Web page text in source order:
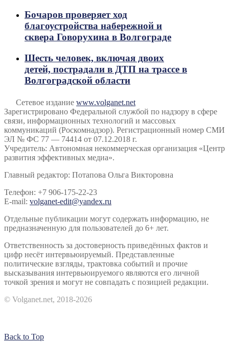
Бочаров проверяет ход
благоустройства набережной и
сквера Говорухина в Волгограде
Шесть человек, включая двоих
детей, пострадали в ДТП на трассе в
Волгоградской области
Сетевое издание www.volganet.net
Зарегистрировано Федеральной службой по надзору в сфере
связи, информационных технологий и массовых
коммуникаций (Роскомнадзор). Регистрационный номер СМИ
ЭЛ № ФС 77 — 74414 от 07.12.2018 г.
Учредитель: Автономная некоммерческая организация «Центр
развития эффективных медиа».
Главный редактор: Потапова Ольга Викторовна
Телефон: +7 906-175-22-23
E-mail: volganet-edit@yandex.ru
Отдельные публикации могут содержать информацию, не
предназначенную для пользователей до 6+ лет.
Ответственность за достоверность приведённых фактов и
цифр несёт интервьюируемый. Представленные
политические взгляды, трактовка событий и прочие
высказывания интервьюируемого являются его личной
точкой зрения и могут не совпадать с позицией редакции.
© Volganet.net, 2018-2026
Back to Top